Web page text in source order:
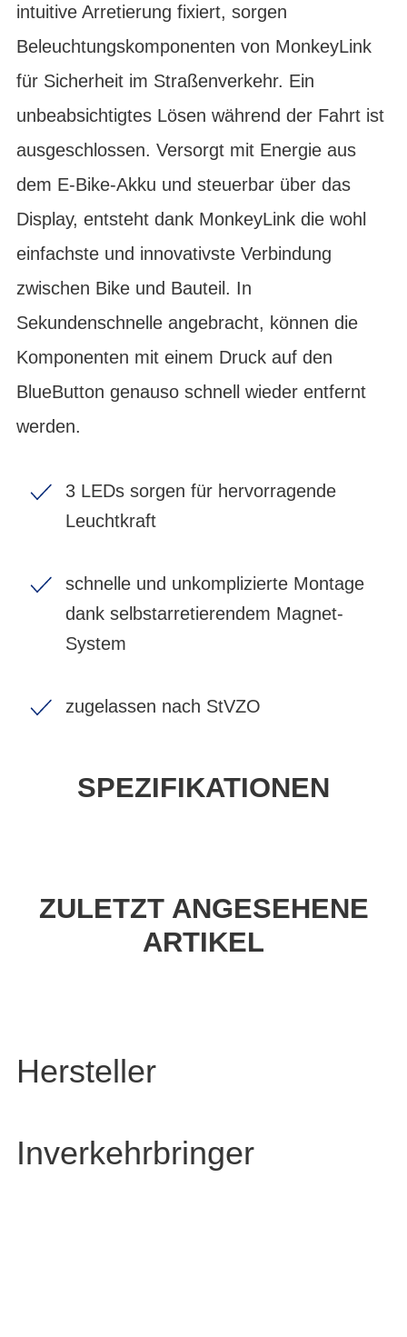
intuitive Arretierung fixiert, sorgen
Beleuchtungskomponenten von MonkeyLink
für Sicherheit im Straßenverkehr. Ein
unbeabsichtigtes Lösen während der Fahrt ist
ausgeschlossen. Versorgt mit Energie aus
dem E-Bike-Akku und steuerbar über das
Display, entsteht dank MonkeyLink die wohl
einfachste und innovativste Verbindung
zwischen Bike und Bauteil. In
Sekundenschnelle angebracht, können die
Komponenten mit einem Druck auf den
BlueButton genauso schnell wieder entfernt
werden.
3 LEDs sorgen für hervorragende
Leuchtkraft
schnelle und unkomplizierte Montage
dank selbstarretierendem Magnet-
System
zugelassen nach StVZO
SPEZIFIKATIONEN
ZULETZT ANGESEHENE
ARTIKEL
Hersteller
Inverkehrbringer